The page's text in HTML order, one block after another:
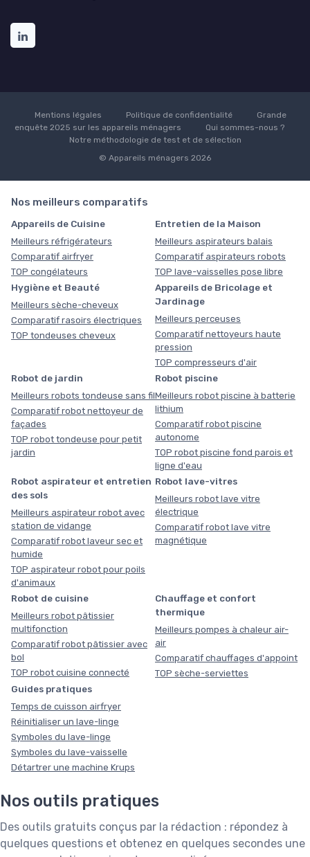
Mentions légales Politique de confidentialité
Grande
enquête 2025 sur les appareils ménagers
Qui sommes-nous ?
Notre méthodologie de test et de sélection
© Appareils ménagers 2026
Nos meilleurs comparatifs
Appareils de Cuisine
Meilleurs réfrigérateurs
Comparatif airfryer
TOP congélateurs
Entretien de la Maison
Meilleurs aspirateurs balais
Comparatif aspirateurs robots
TOP lave-vaisselles pose libre
Hygiène et Beauté
Meilleurs sèche-cheveux
Comparatif rasoirs électriques
TOP tondeuses cheveux
Appareils de Bricolage et
Jardinage
Meilleurs perceuses
Comparatif nettoyeurs haute
pression
TOP compresseurs d'air
Robot de jardin
Meilleurs robots tondeuse sans fil
Comparatif robot nettoyeur de
façades
TOP robot tondeuse pour petit
jardin
Robot piscine
Meilleurs robot piscine à batterie
lithium
Comparatif robot piscine
autonome
TOP robot piscine fond parois et
ligne d'eau
Robot aspirateur et entretien
des sols
Meilleurs aspirateur robot avec
station de vidange
Comparatif robot laveur sec et
humide
TOP aspirateur robot pour poils
d'animaux
Robot lave-vitres
Meilleurs robot lave vitre
électrique
Comparatif robot lave vitre
magnétique
Robot de cuisine
Meilleurs robot pâtissier
multifonction
Comparatif robot pâtissier avec
bol
TOP robot cuisine connecté
Chauffage et confort
thermique
Meilleurs pompes à chaleur air-
air
Comparatif chauffages d'appoint
TOP sèche-serviettes
Guides pratiques
Temps de cuisson airfryer
Réinitialiser un lave-linge
Symboles du lave-linge
Symboles du lave-vaisselle
Détartrer une machine Krups
Nos outils pratiques
Des outils gratuits conçus par la rédaction : répondez à
quelques questions et obtenez en quelques secondes une